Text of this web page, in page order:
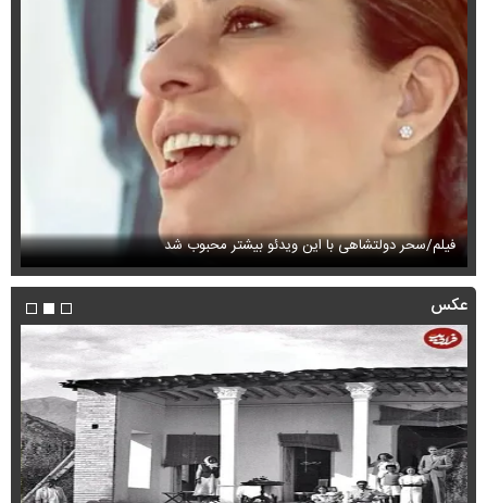
فیلم/سحر دولتشاهی با این ویدئو بیشتر محبوب شد
عکس